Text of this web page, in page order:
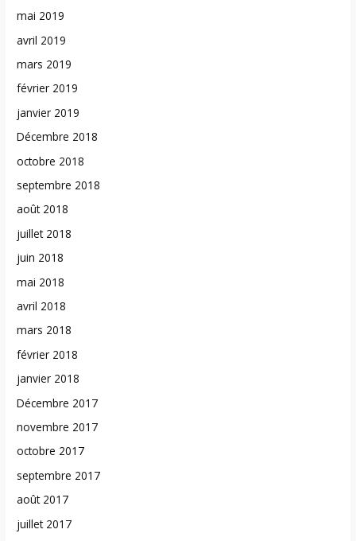
mai 2019
avril 2019
mars 2019
février 2019
janvier 2019
Décembre 2018
octobre 2018
septembre 2018
août 2018
juillet 2018
juin 2018
mai 2018
avril 2018
mars 2018
février 2018
janvier 2018
Décembre 2017
novembre 2017
octobre 2017
septembre 2017
août 2017
juillet 2017